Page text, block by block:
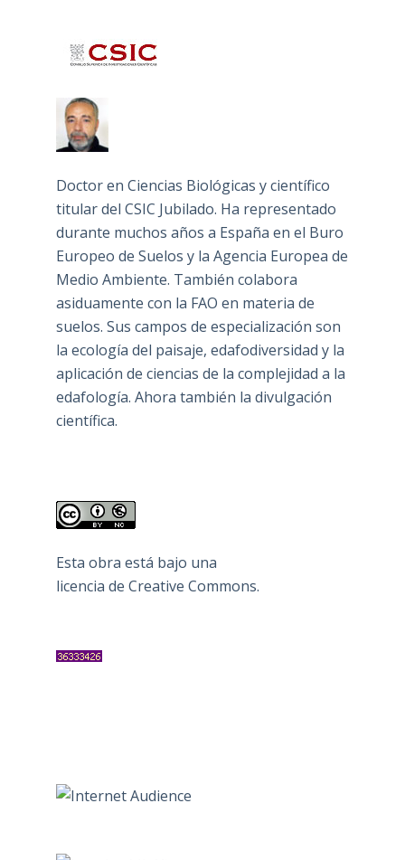
Doctor en Ciencias Biológicas y científico
titular del CSIC Jubilado. Ha representado
durante muchos años a España en el Buro
Europeo de Suelos y la Agencia Europea de
Medio Ambiente. También colabora
asiduamente con la FAO en materia de
suelos. Sus campos de especialización son
la ecología del paisaje, edafodiversidad y la
aplicación de ciencias de la complejidad a la
edafología. Ahora también la divulgación
científica.
Esta obra está bajo una
licencia de Creative Commons.